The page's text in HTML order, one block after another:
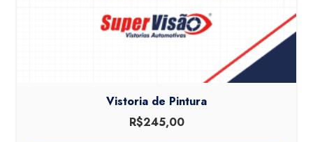
Vistoria de Pintura
R$245,00